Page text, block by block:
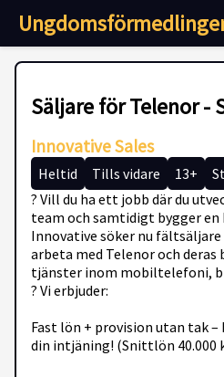
Säljare för Telenor -
Innovative Sales
Heltid Tills vidare 13+
? Vill du ha ett jobb där du
team och samtidigt bygger
Innovative söker nu
arbeta med Telenor och
tjänster inom mobiltelefoni,
? Vi erbjuder:
Fast lön + provision utan tak
din intjäning! (Snittlön 40.000